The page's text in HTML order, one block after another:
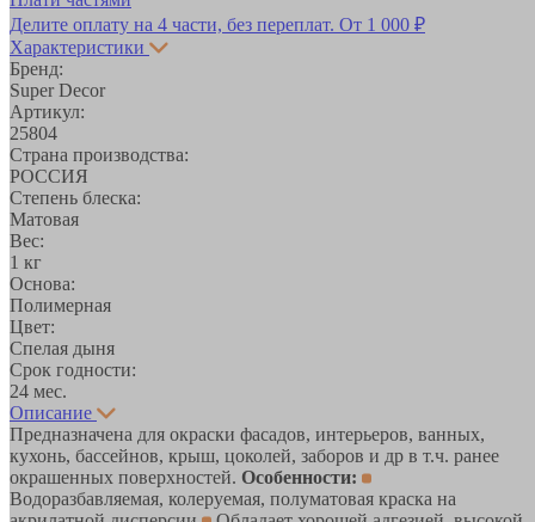
Делите оплату на 4 части, без переплат. От 1 000 ₽
Характеристики
Бренд:
Super Decor
Артикул:
25804
Страна производства:
РОССИЯ
Степень блеска:
Матовая
Вес:
1 кг
Основа:
Полимерная
Цвет:
Спелая дыня
Срок годности:
24 мес.
Описание
Предназначена для окраски фасадов, интерьеров, ванных,
кухонь, бассейнов, крыш, цоколей, заборов и др в т.ч. ранее
окрашенных поверхностей. Особенности:
Водоразбавляемая, колеруемая, полуматовая краска на